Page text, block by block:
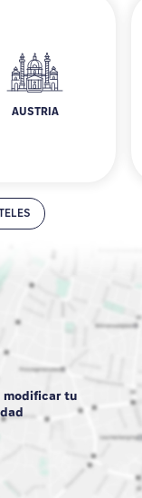
AUSTRIA
modificar tu